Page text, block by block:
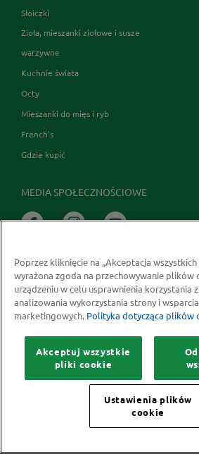
Słoiczki
Zioła, mieszanki ziołowe i susze
warzywne
Kuchnie świata
Octy
Mieszanki do mięs i ryb
French's
Gdzie kupić
MEDIA SPOŁECZNOŚCIOWE
Prawa autorskie © 2026
Informacje na temat ochrony prywatności
Polityka dotycząca plików cookie
Poprzez kliknięcie na „Akceptacja
wyrażona zgoda na przechowywanie plików
urządzeniu w celu usprawnienia korzystania
analizowania wykorzystania strony i wsparcia
marketingowych. Polityka dotycząca plików
Akceptuj wszystkie
pliki cookie
Ustawienia plików
cookie